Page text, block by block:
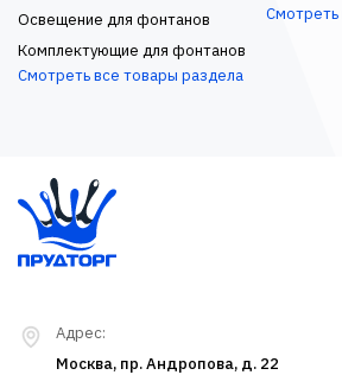
Освещение для фонтанов
Комплектующие для фонтанов
Смотреть все товары раздела
Смотреть
Адрес:
Москва, пр. Андропова, д. 22